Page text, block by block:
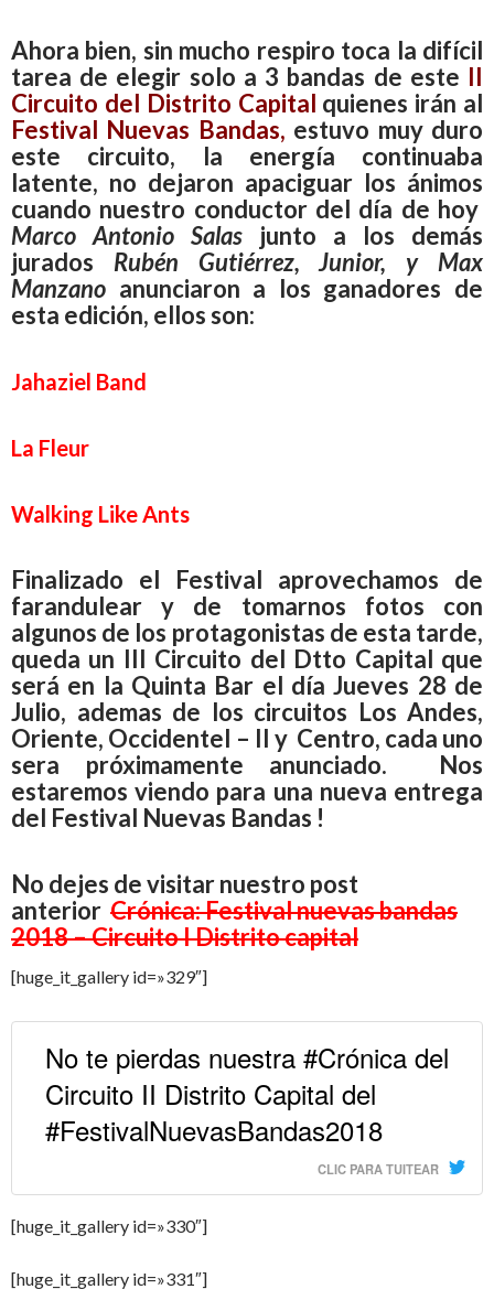
Ahora bien, sin mucho respiro toca la difícil
tarea de elegir solo a 3 bandas de este II
Circuito del Distrito Capital quienes irán al
Festival Nuevas Bandas, estuvo muy duro
este circuito, la energía continuaba
latente, no dejaron apaciguar los ánimos
cuando nuestro conductor del día de hoy
Marco Antonio Salas junto a los demás
jurados Rubén Gutiérrez,Junior, y Max
Manzano anunciaron a los ganadores de
esta edición, ellos son:
Jahaziel Band
La Fleur
Walking Like Ants
Finalizado el Festival aprovechamos de
farandulear y de tomarnos fotos con
algunos de los protagonistas de esta tarde,
queda un III Circuito del Dtto Capital que
será en la Quinta Bar el día Jueves 28 de
Julio, ademas de los circuitos Los Andes,
Oriente, OccidenteI – II y Centro, cada uno
sera próximamente anunciado. Nos
estaremos viendo para una nueva entrega
del Festival Nuevas Bandas !
No dejes de visitar nuestro post
anterior Crónica: Festival nuevas bandas
2018 – Circuito I Distrito capital
[huge_it_gallery id=»329″]
No te pierdas nuestra #Crónica del
Circuito II Distrito Capital del
#FestivalNuevasBandas2018
CLIC PARA TUITEAR
[huge_it_gallery id=»330″]
[huge_it_gallery id=»331″]